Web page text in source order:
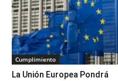
Cumplimiento
La Unión Europea Pondrá